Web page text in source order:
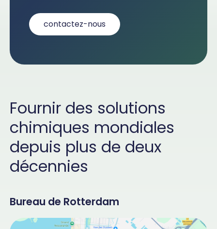
contactez-nous
Fournir des solutions
chimiques mondiales
depuis plus de deux
décennies
Bureau de Rotterdam